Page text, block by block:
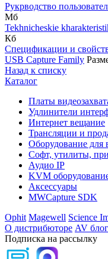
Рукрводство
Мб
Tekhnicheskie
Кб
Спецификации и
USB Capture Family
Назад к списку
Каталог
Платы
Удлинители
Интернет вещание
Трансляции и
Оборудование для
Софт, утилиты,
Аудио IP
KVM
Аксессуары
MWCapture SDK
Ophit Magewell Science
О дистрибюторе AV блог
Подписка на рассылку